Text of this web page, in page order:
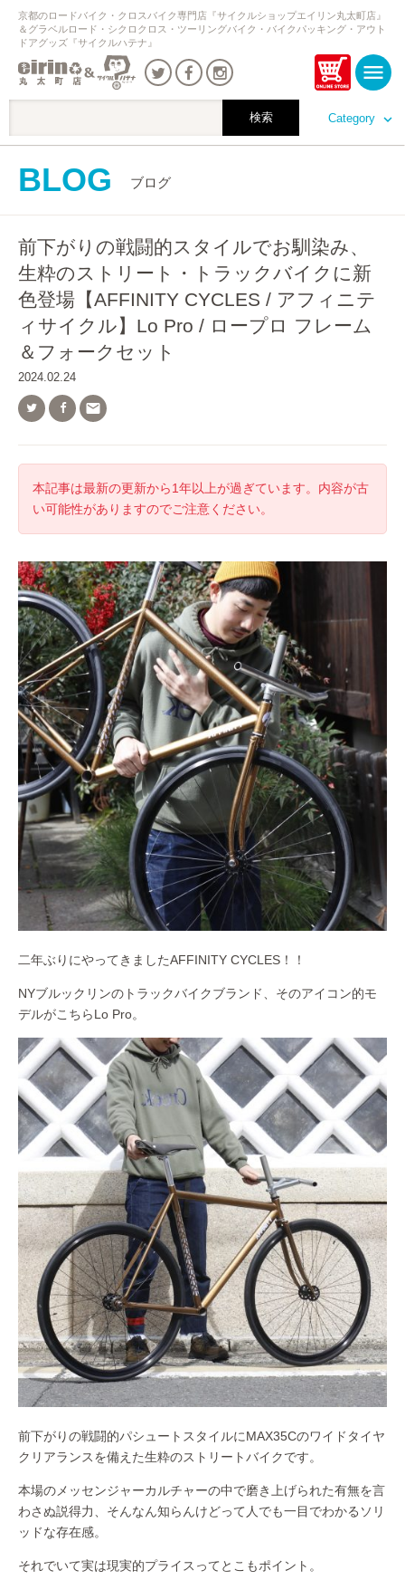
Category
京都のロードバイク・クロスバイク専門店『サイクルショップエイリン丸太町店』
＆グラベルロード・シクロクロス・ツーリングバイク・バイクパッキング・アウト
ドアグッズ『サイクルハテナ』
BLOG ブログ
前下がりの戦闘的スタイルでお馴染み、
生粋のストリート・トラックバイクに新
色登場【AFFINITY CYCLES / アフィニテ
ィサイクル】Lo Pro / ロープロ フレーム
＆フォークセット
2024.02.24

本記事は最新の更新から1年以上が過ぎています。内容が古
い可能性がありますのでご注意ください。
二年ぶりにやってきましたAFFINITY CYCLES！！
NYブルックリンのトラックバイクブランド、そのアイコン的モ
デルがこちらLo Pro。
前下がりの戦闘的パシュートスタイルにMAX35Cのワイドタイヤ
クリアランスを備えた生粋のストリートバイクです。
本場のメッセンジャーカルチャーの中で磨き上げられた有無を言
わさぬ説得力、そんなん知らんけどって人でも一目でわかるソリ
ッドな存在感。
それでいて実は現実的プライスってとこもポイント。